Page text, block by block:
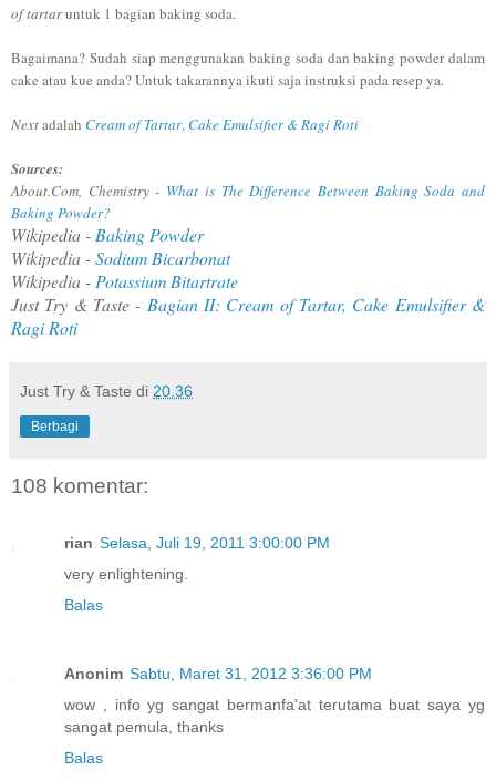
of tartaruntuk 1 bagian baking soda.
Bagaimana? Sudah siap menggunakan baking soda dan baking powder dalam
cake atau kue anda? Untuk takarannya ikuti saja instruksi pada resep ya.
Nextadalah Cream of Tartar, Cake Emulsifier & Ragi Roti
Sources:
About.Com, Chemistry - What is The Difference Between Baking Soda and
Baking Powder?
Wikipedia - Baking Powder
Wikipedia -Sodium Bicarbonat
Wikipedia - Potassium Bitartrate
Just Try & Taste - Bagian II: Cream of Tartar, Cake Emulsifier &
Ragi Roti
Just Try & Taste di 20.36
Berbagi
108 komentar:
rian Selasa, Juli 19, 2011 3:00:00 PM
very enlightening.
Balas
Anonim Sabtu, Maret 31, 2012 3:36:00 PM
wow , info yg sangat bermanfa'at terutama buat saya yg
sangat pemula, thanks
Balas